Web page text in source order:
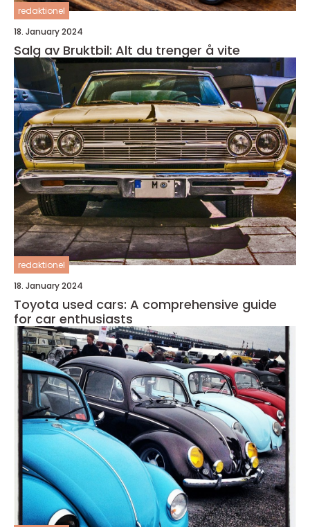
redaktionel
18. January 2024
Salg av Bruktbil: Alt du trenger å vite
redaktionel
18. January 2024
Toyota used cars: A comprehensive guide
for car enthusiasts